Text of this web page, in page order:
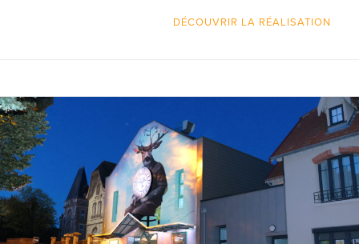
DÉCOUVRIR LA RÉALISATION